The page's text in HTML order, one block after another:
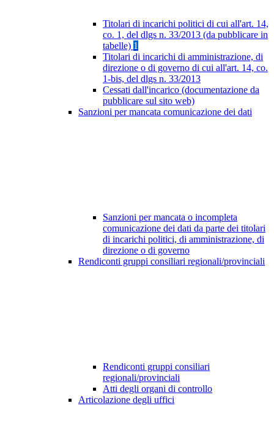
Titolari di incarichi politici di cui all'art. 14,
co. 1, del dlgs n. 33/2013 (da pubblicare in
tabelle) 1
Titolari di incarichi di amministrazione, di
direzione o di governo di cui all'art. 14, co.
1-bis, del dlgs n. 33/2013
Cessati dall'incarico (documentazione da
pubblicare sul sito web)
Sanzioni per mancata comunicazione dei dati
Sanzioni per mancata o incompleta
comunicazione dei dati da parte dei titolari
di incarichi politici, di amministrazione, di
direzione o di governo
Rendiconti gruppi consiliari regionali/provinciali
Rendiconti gruppi consiliari
regionali/provinciali
Atti degli organi di controllo
Articolazione degli uffici